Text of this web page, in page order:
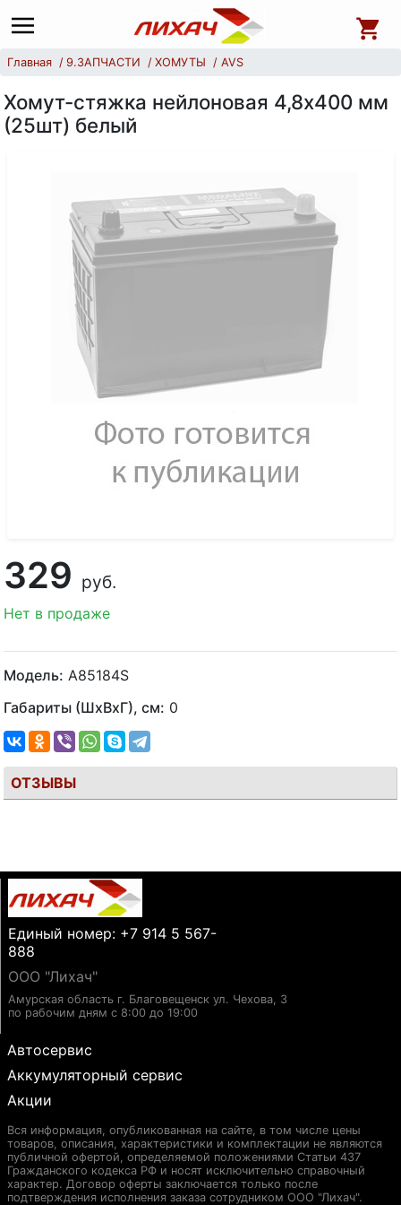
Главная 9.ЗАПЧАСТИ ХОМУТЫ AVS
Хомут-стяжка нейлоновая 4,8х400 мм
(25шт) белый
329 руб.
Нет в продаже
Модель: A85184S
Габариты (ШхВхГ), см: 0
ОТЗЫВЫ
Единый номер: +7 914 5 567-
888
ООО "Лихач"
Амурская область г. Благовещенск ул. Чехова, 3
по рабочим дням с 8:00 до 19:00
Автосервис
Аккумуляторный сервис
Акции
Вся информация, опубликованная на сайте, в том числе цены
товаров, описания, характеристики и комплектации не являются
публичной офертой, определяемой положениями Статьи 437
Гражданского кодекса РФ и носят исключительно справочный
характер. Договор оферты заключается только после
подтверждения исполнения заказа сотрудником ООО "Лихач".